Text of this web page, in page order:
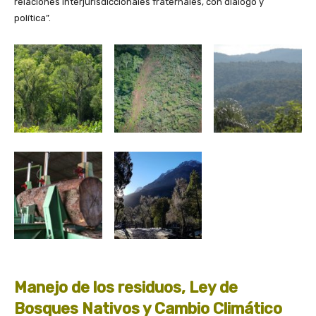
política”.
Manejo de los residuos, Ley de
Bosques Nativos y Cambio Climático